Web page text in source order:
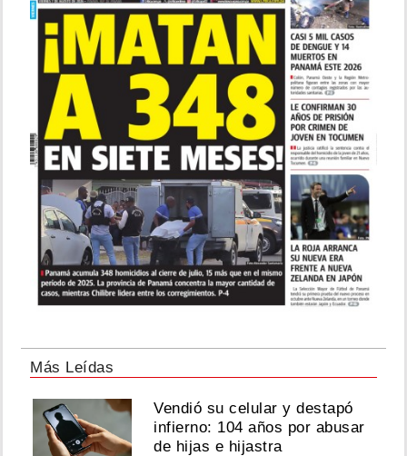
Más Leídas
Vendió su celular y destapó
infierno: 104 años por abusar
de hijas e hijastra